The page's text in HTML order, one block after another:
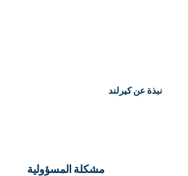
نبذة عن كيرلند
مشكلة المسؤولية